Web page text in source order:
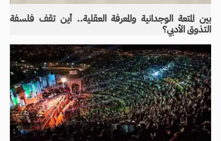
بين المتعة الوجدانية والمعرفة العقلية.. أين تقف فلسفة
التذوق الأدبي؟